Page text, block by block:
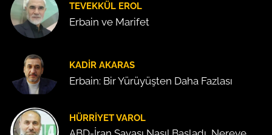
TEVEKKÜL EROL
Erbain ve Marifet
KADIR AKARAS
Erbain: Bir Yürüyüşten Daha Fazlası
HÜRRIYET VAROL